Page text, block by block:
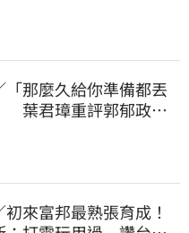
「那麼久給你準備都丟
葉君璋重評郭郁政對
初來富邦最熟張育成！